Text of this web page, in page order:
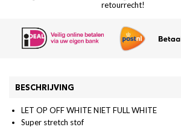
retourrecht!
BESCHRIJVING
LET OP OFF WHITE NIET FULL WHITE
Super stretch stof